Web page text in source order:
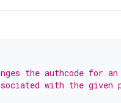
the authcode for
with the given